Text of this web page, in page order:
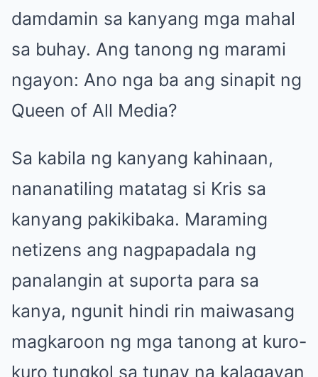
damdamin sa kanyang mga mahal
sa buhay. Ang tanong ng marami
ngayon: Ano nga ba ang sinapit ng
Queen of All Media?
Sa kabila ng kanyang kahinaan,
nananatiling matatag si Kris sa
kanyang pakikibaka. Maraming
netizens ang nagpapadala ng
panalangin at suporta para sa
kanya, ngunit hindi rin maiwasang
magkaroon ng mga tanong at kuro-
kuro tungkol sa tunay na kalagayan